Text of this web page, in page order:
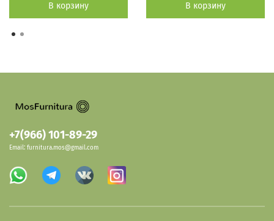
В корзину В корзину
+7(966) 101-89-29
Email: furnitura.mos@gmail.com